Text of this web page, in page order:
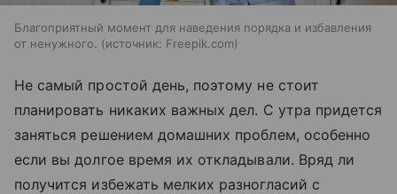
Благоприятный момент для наведения порядка и избавления
от ненужного.
источник: Freepik.com
Не самый простой день, поэтому не стоит
планировать никаких важных дел. С утра придется
заняться решением домашних проблем, особенно
если вы долгое время их откладывали. Вряд ли
получится избежать мелких разногласий с